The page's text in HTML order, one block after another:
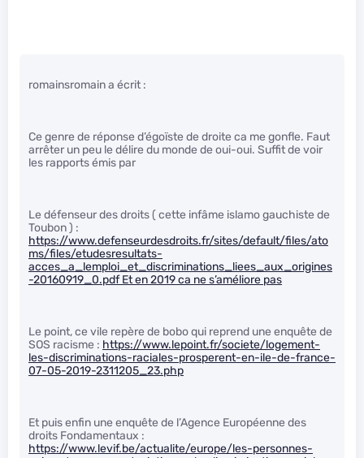
romainsromain a écrit :
Ce genre de réponse d’égoïste de droite ca me gonfle. Faut
arrêter un peu le délire du monde de oui-oui. Suffit de voir
les rapports émis par
Le défenseur des droits ( cette infâme islamo gauchiste de
Toubon ) :
https://www.defenseurdesdroits.fr/sites/default/files/ato
ms/files/etudesresultats-
acces_a_lemploi_et_discriminations_liees_aux_origines
-20160919_0.pdf Et en 2019 ca ne s’améliore pas
Le point, ce vile repère de bobo qui reprend une enquête de
SOS racisme : https://www.lepoint.fr/societe/logement-
les-discriminations-raciales-prosperent-en-ile-de-france-
07-05-2019-2311205_23.php
Et puis enfin une enquête de l’Agence Européenne des
droits Fondamentaux :
https://www.levif.be/actualite/europe/les-personnes-